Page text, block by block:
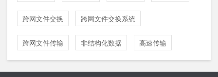
跨网文件交换 跨网文件交换系统
跨网文件传输 非结构化数据 高速传输